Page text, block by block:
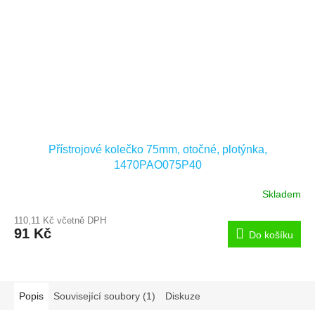
Přístrojové kolečko 75mm, otočné, plotýnka,
1470PAO075P40
Skladem
110,11 Kč včetně DPH
91 Kč Do košíku
Popis Související soubory (1) Diskuze